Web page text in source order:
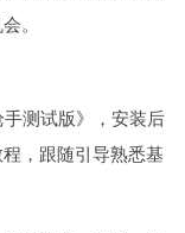
。
测试版》，安装后
，跟随引导熟悉基